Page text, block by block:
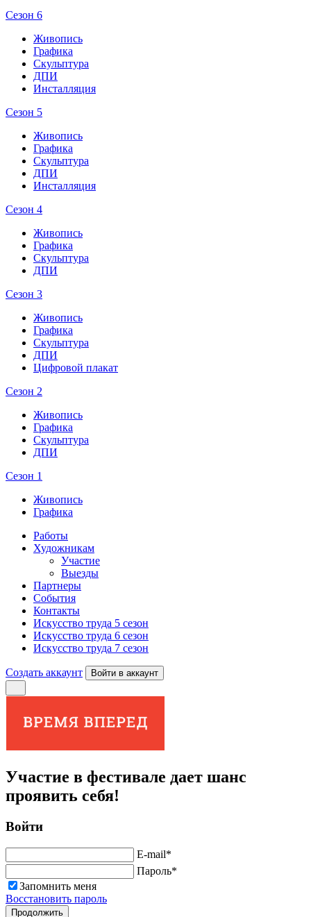
Сезон 6
Живопись
Графика
Скульптура
ДПИ
Инсталляция
Сезон 5
Живопись
Графика
Скульптура
ДПИ
Инсталляция
Сезон 4
Живопись
Графика
Скульптура
ДПИ
Сезон 3
Живопись
Графика
Скульптура
ДПИ
Цифровой плакат
Сезон 2
Живопись
Графика
Скульптура
ДПИ
Сезон 1
Живопись
Графика
Работы
Художникам
Участие
Выезды
Партнеры
События
Контакты
Искусство труда 5 сезон
Искусство труда 6 сезон
Искусство труда 7 сезон
Создать аккаунт Войти в аккаунт
Участие в фестивале дает шанс
проявить себя!
Войти
E-mail*
Пароль*
Запомнить меня
Восстановить пароль
Продолжить